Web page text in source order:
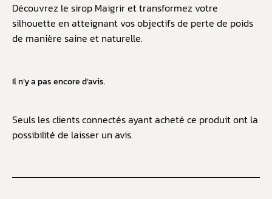
Découvrez le sirop Maigrir et transformez votre
silhouette en atteignant vos objectifs de perte de poids
de manière saine et naturelle.
Il n’y a pas encore d’avis.
Seuls les clients connectés ayant acheté ce produit ont la
possibilité de laisser un avis.